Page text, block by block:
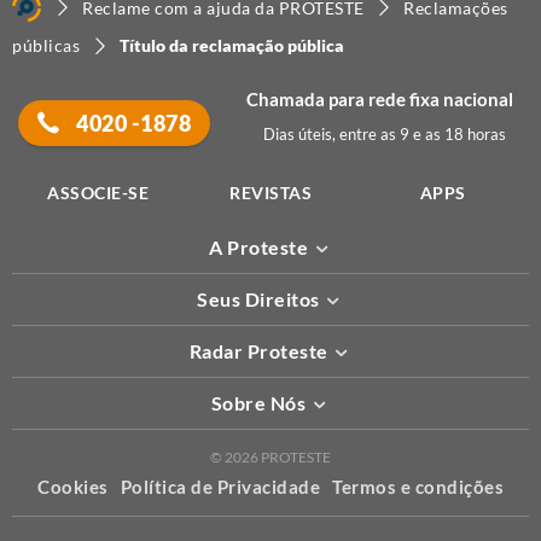
Reclame com a ajuda da PROTESTE
Reclamações
públicas
Título da reclamação pública
4020 -1878
Chamada para rede fixa nacional
Dias úteis, entre as 9 e as 18 horas
ASSOCIE-SE REVISTAS APPS
A Proteste
Seus Direitos
Radar Proteste
Sobre Nós
© 2026 PROTESTE
Cookies Política de Privacidade Termos e condições